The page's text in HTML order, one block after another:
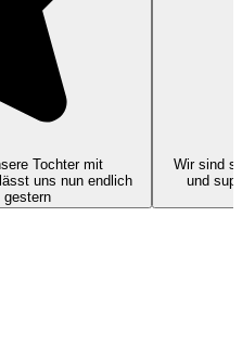
Tochter mit
uns nun endlich
gestern
Wir sind
und